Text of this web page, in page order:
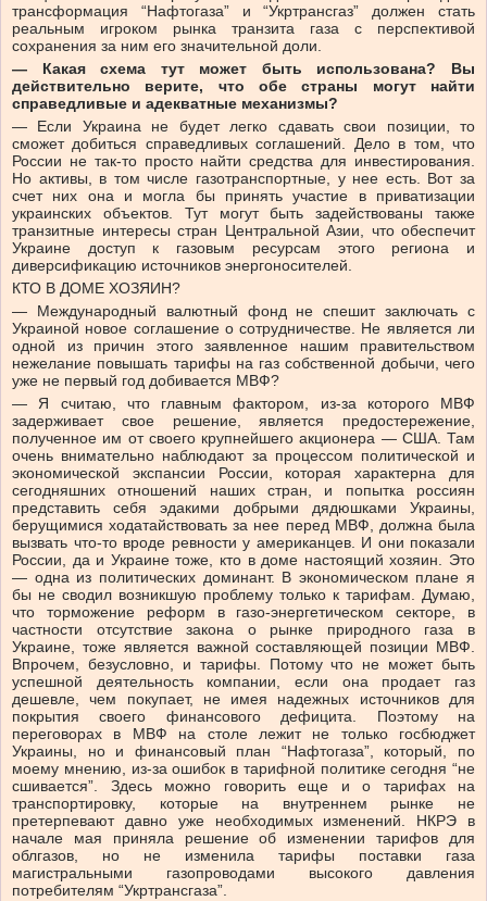
трансформация “Нафтогаза” и “Укртрансгаз” должен стать
реальным игроком рынка транзита газа с перспективой
сохранения за ним его значительной доли.
— Какая схема тут может быть использована? Вы
действительно верите, что обе страны могут найти
справедливые и адекватные механизмы?
— Если Украина не будет легко сдавать свои позиции, то
сможет добиться справедливых соглашений. Дело в том, что
России не так-то просто найти средства для инвестирования.
Но активы, в том числе газотранспортные, у нее есть. Вот за
счет них она и могла бы принять участие в приватизации
украинских объектов. Тут могут быть задействованы также
транзитные интересы стран Центральной Азии, что обеспечит
Украине доступ к газовым ресурсам этого региона и
диверсификацию источников энергоносителей.
КТО В ДОМЕ ХОЗЯИН?
— Международный валютный фонд не спешит заключать с
Украиной новое соглашение о сотрудничестве. Не является ли
одной из причин этого заявленное нашим правительством
нежелание повышать тарифы на газ собственной добычи, чего
уже не первый год добивается МВФ?
— Я считаю, что главным фактором, из-за которого МВФ
задерживает свое решение, является предостережение,
полученное им от своего крупнейшего акционера — США. Там
очень внимательно наблюдают за процессом политической и
экономической экспансии России, которая характерна для
сегодняшних отношений наших стран, и попытка россиян
представить себя эдакими добрыми дядюшками Украины,
берущимися ходатайствовать за нее перед МВФ, должна была
вызвать что-то вроде ревности у американцев. И они показали
России, да и Украине тоже, кто в доме настоящий хозяин. Это
— одна из политических доминант. В экономическом плане я
бы не сводил возникшую проблему только к тарифам. Думаю,
что торможение реформ в газо-энергетическом секторе, в
частности отсутствие закона о рынке природного газа в
Украине, тоже является важной составляющей позиции МВФ.
Впрочем, безусловно, и тарифы. Потому что не может быть
успешной деятельность компании, если она продает газ
дешевле, чем покупает, не имея надежных источников для
покрытия своего финансового дефицита. Поэтому на
переговорах в МВФ на столе лежит не только госбюджет
Украины, но и финансовый план “Нафтогаза”, который, по
моему мнению, из-за ошибок в тарифной политике сегодня “не
сшивается”. Здесь можно говорить еще и о тарифах на
транспортировку, которые на внутреннем рынке не
претерпевают давно уже необходимых изменений. НКРЭ в
начале мая приняла решение об изменении тарифов для
облгазов, но не изменила тарифы поставки газа
магистральными газопроводами высокого давления
потребителям “Укртрансгаза”.